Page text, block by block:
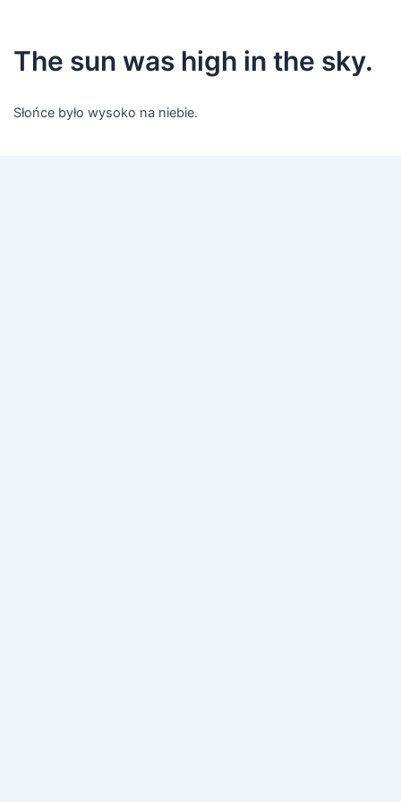
The sun was high in the sky.
Słońce było wysoko na niebie.